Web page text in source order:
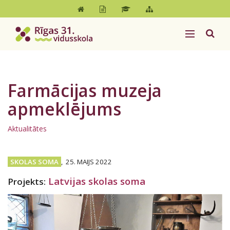
Farmācijas muzeja
apmeklējums
Aktualitātes
SKOLAS SOMA , 25. MAIJS 2022
Projekts: Latvijas skolas soma